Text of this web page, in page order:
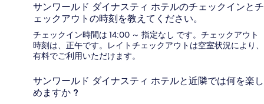
サンワールド ダイナスティ ホテルのチェックインとチ
ェックアウトの時刻を教えてください。
チェックイン時間は 14:00 ～ 指定なし です。チェックアウト
時刻は、正午です。レイトチェックアウトは空室状況により、
有料でご利用いただけます。
サンワールド ダイナスティ ホテルと近隣では何を楽し
めますか ?